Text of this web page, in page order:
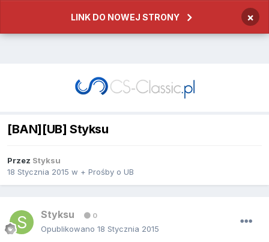
LINK DO NOWEJ STRONY ×
[BAN][UB] Styksu
Przez Styksu
18 Stycznia 2015 w + Prośby o UB
Styksu 0
Opublikowano 18 Stycznia 2015